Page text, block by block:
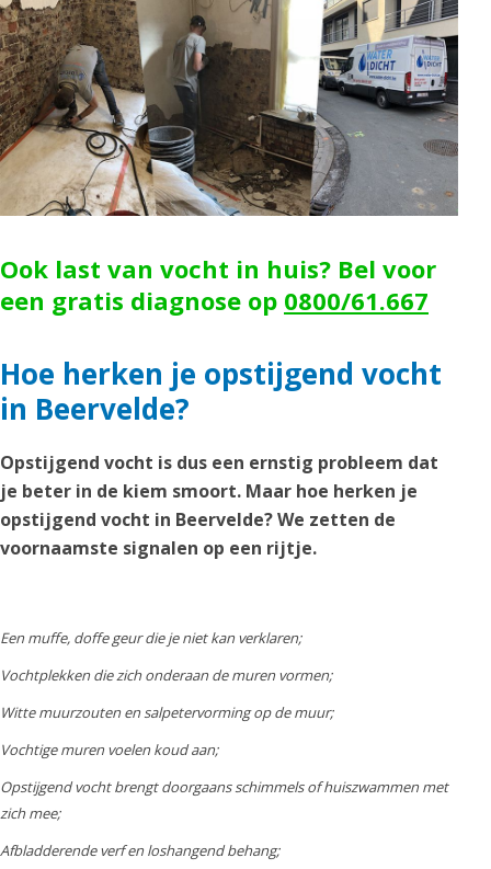
Ook last van vocht in huis? Bel voor
een gratis diagnose op 0800/61.667
Hoe herken je opstijgend vocht
in Beervelde?
Opstijgend vocht is dus een ernstig probleem dat
je beter in de kiem smoort. Maar hoe herken je
opstijgend vocht in Beervelde? We zetten de
voornaamste signalen op een rijtje.
Een muffe, doffe geur die je niet kan verklaren;
Vochtplekken die zich onderaan de muren vormen;
Witte muurzouten en salpetervorming op de muur;
Vochtige muren voelen koud aan;
Opstijgend vocht brengt doorgaans schimmels of huiszwammen met
zich mee;
Afbladderende verf en loshangend behang;